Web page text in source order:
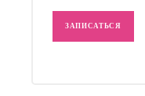
ЗАПИСАТЬСЯ